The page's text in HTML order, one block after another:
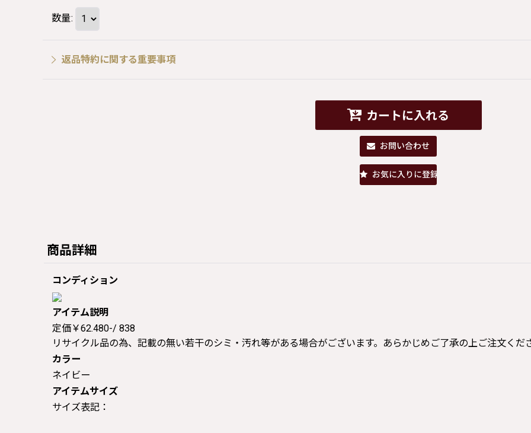
数量:
返品特約に関する重要事項
カートに入れる
お問い合わせ
お気に入りに登録
商品詳細
コンディション
アイテム説明
定価￥62.480-/ 838
リサイクル品の為、記載の無い若干のシミ・汚れ等がある場合がございます。あらかじめご了承の上ご注文くだ
カラー
ネイビー
アイテムサイズ
サイズ表記：